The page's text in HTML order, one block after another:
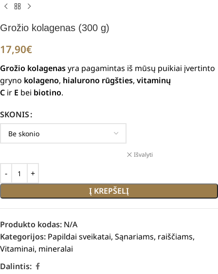
Grožio kolagenas (300 g)
17,90€
Grožio kolagenasyra pagamintas iš mūsų puikiai įvertinto
gryno kolageno, hialurono rūgšties, vitaminų
C ir E bei biotino.
SKONIS
Išvalyti
Į KREPŠELĮ
Produkto kodas: N/A
Kategorijos: Papildai sveikatai, Sąnariams, raiščiams,
Vitaminai, mineralai
Dalintis: